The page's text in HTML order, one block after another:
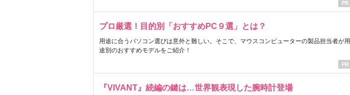
プロ厳選！目的別「おすすめPC９選」とは？
用途に合うパソコン選びは意外と難しい。そこで、マウスコンピューターの製品担当者が用
途別のおすすめモデルをご紹介！
『VIVANT』続編の鍵は…世界観表現した腕時計登場